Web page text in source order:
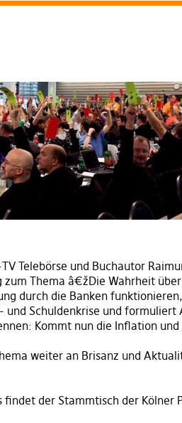
Telebörse und Buchautor
zum Thema â€žDie Wahrheit
durch die Banken
und Schuldenkrise und
Kommt nun die Inflation
weiter an Brisanz und
findet der Stammtisch der Kölner